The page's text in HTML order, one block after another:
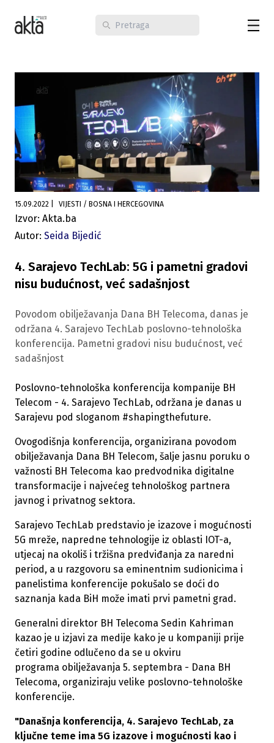
15.09.2022 VIJESTI / BOSNA I HERCEGOVINA
Izvor: Akta.ba
Autor: Seida Bijedić
4. Sarajevo TechLab: 5G i pametni gradovi
nisu budućnost, već sadašnjost
Povodom obilježavanja Dana BH Telecoma, danas je
održana 4. Sarajevo TechLab poslovno-tehnološka
konferencija. Pametni gradovi nisu budućnost, već
sadašnjost
Poslovno-tehnološka konferencija kompanije BH
Telecom - 4. Sarajevo TechLab, održana je danas u
Sarajevu pod sloganom #shapingthefuture.
Ovogodišnja konferencija, organizirana povodom
obilježavanja Dana BH Telecom, šalje jasnu poruku o
važnosti BH Telecoma kao predvodnika digitalne
transformacije i najvećeg tehnološkog partnera
javnog i privatnog sektora.
Sarajevo TechLab predstavio je izazove i mogućnosti
5G mreže, napredne tehnologije iz oblasti IOT-a,
utjecaj na okoliš i tržišna predviđanja za naredni
period, a u razgovoru sa eminentnim sudionicima i
panelistima konferencije pokušalo se doći do
saznanja kada BiH može imati prvi pametni grad.
Generalni direktor BH Telecoma Sedin Kahriman
kazao je u izjavi za medije kako je u kompaniji prije
četiri godine odlučeno da se u okviru
programa obilježavanja 5. septembra - Dana BH
Telecoma, organiziraju velike poslovno-tehnološke
konferencije.
"Današnja konferencija, 4. Sarajevo TechLab, za
ključne teme ima 5G izazove i mogućnosti kao i